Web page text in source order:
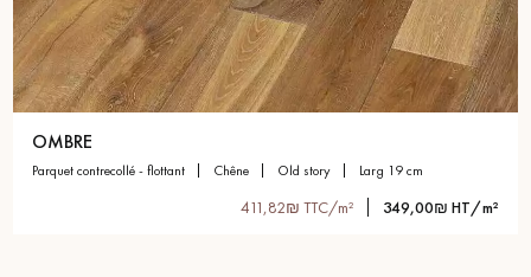
OMBRE
parquet contrecollé - flottant chêne old story larg 19 cm
411,82₪ TTC/m² 349,00₪ HT/m²